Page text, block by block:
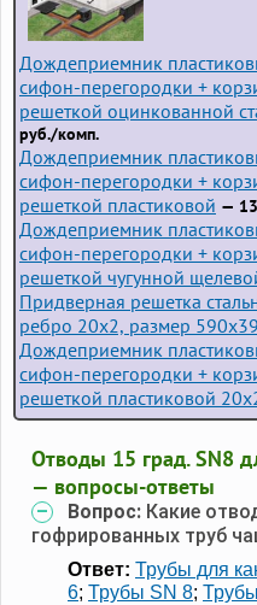
Дождеприемник
сифон-перегородки +
решеткой оцинкованной
руб./комп.
Дождеприемник
сифон-перегородки +
решеткой пластиковой —
Дождеприемник
сифон-перегородки +
решеткой чугунной
Придверная решетка
ребро 20x2, размер
Дождеприемник
сифон-перегородки +
решеткой пластиковой
Отводы 15 град. SN8
— вопросы-ответы
Вопрос: Какие
гофрированных труб
Ответ: Трубы для
6; Трубы SN 8;